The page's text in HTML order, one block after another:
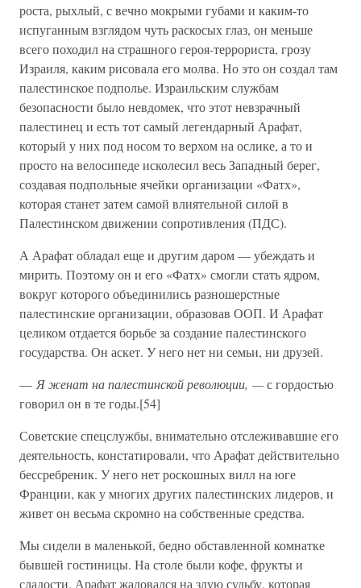
роста, рыхлый, с вечно мокрыми губами и каким-то
испуганным взглядом чуть раскосых глаз, он меньше
всего походил на страшного героя-террориста, грозу
Израиля, каким рисовала его молва. Но это он создал там
палестинское подполье. Израильским службам
безопасности было невдомек, что этот невзрачный
палестинец и есть тот самый легендарный Арафат,
который у них под носом то верхом на ослике, а то и
просто на велосипеде исколесил весь Западный берег,
создавая подпольные ячейки организации «Фатх»,
которая станет затем самой влиятельной силой в
Палестинском движении сопротивления (ПДС).
А Арафат обладал еще и другим даром — убеждать и
мирить. Поэтому он и его «Фатх» смогли стать ядром,
вокруг которого объединились разношерстные
палестинские организации, образовав ООП. И Арафат
целиком отдается борьбе за создание палестинского
государства. Он аскет. У него нет ни семьи, ни друзей.
— Я женат на палестинской революции, —с гордостью
говорил он в те годы.[54]
Советские спецслужбы, внимательно отслеживавшие его
деятельность, констатировали, что Арафат действительно
бессребреник. У него нет роскошных вилл на юге
Франции, как у многих других палестинских лидеров, и
живет он весьма скромно на собственные средства.
Мы сидели в маленькой, бедно обставленной комнатке
бывшей гостиницы. На столе были кофе, фрукты и
сладости. Арафат жаловался на злую судьбу, которая